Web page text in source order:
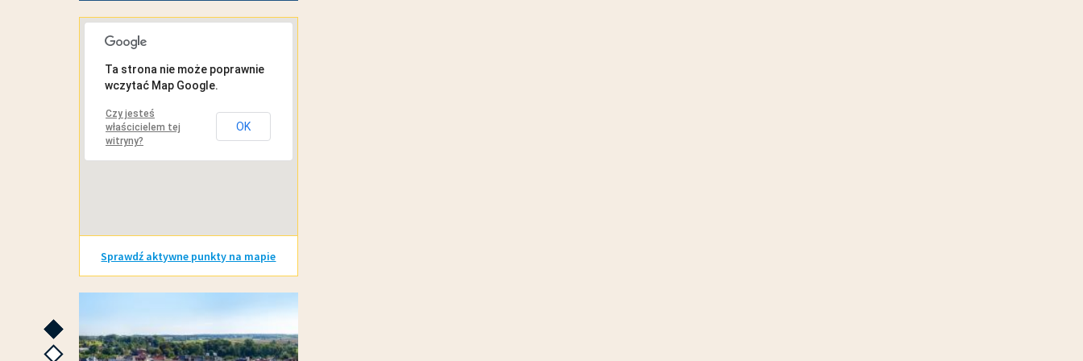
MAPA INTERAKTYWNA
Ta strona nie może poprawnie
wczytać Map Google.
Czy jesteś
właścicielem tej
witryny?
OK
Sprawdź aktywne punkty na mapie
następne